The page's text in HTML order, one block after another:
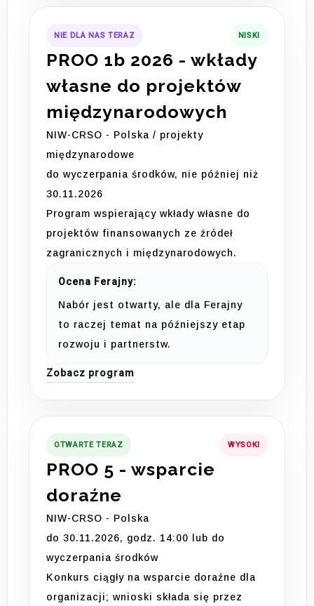
NIE DLA NAS TERAZ NISKI
PROO 1b 2026 - wkłady
własne do projektów
międzynarodowych
NIW-CRSO - Polska / projekty
międzynarodowe
do wyczerpania środków, nie później niż
30.11.2026
Program wspierający wkłady własne do
projektów finansowanych ze źródeł
zagranicznych i międzynarodowych.
Ocena Ferajny:
Nabór jest otwarty, ale dla Ferajny
to raczej temat na późniejszy etap
rozwoju i partnerstw.
Zobacz program
OTWARTE TERAZ WYSOKI
PROO 5 - wsparcie
doraźne
NIW-CRSO - Polska
do 30.11.2026, godz. 14:00 lub do
wyczerpania środków
Konkurs ciągły na wsparcie doraźne dla
organizacji; wnioski składa się przez